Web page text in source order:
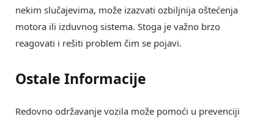
nekim slučajevima, može izazvati ozbiljnija oštećenja
motora ili izduvnog sistema. Stoga je važno brzo
reagovati i rešiti problem čim se pojavi.
Ostale Informacije
Redovno održavanje vozila može pomoći u prevenciji